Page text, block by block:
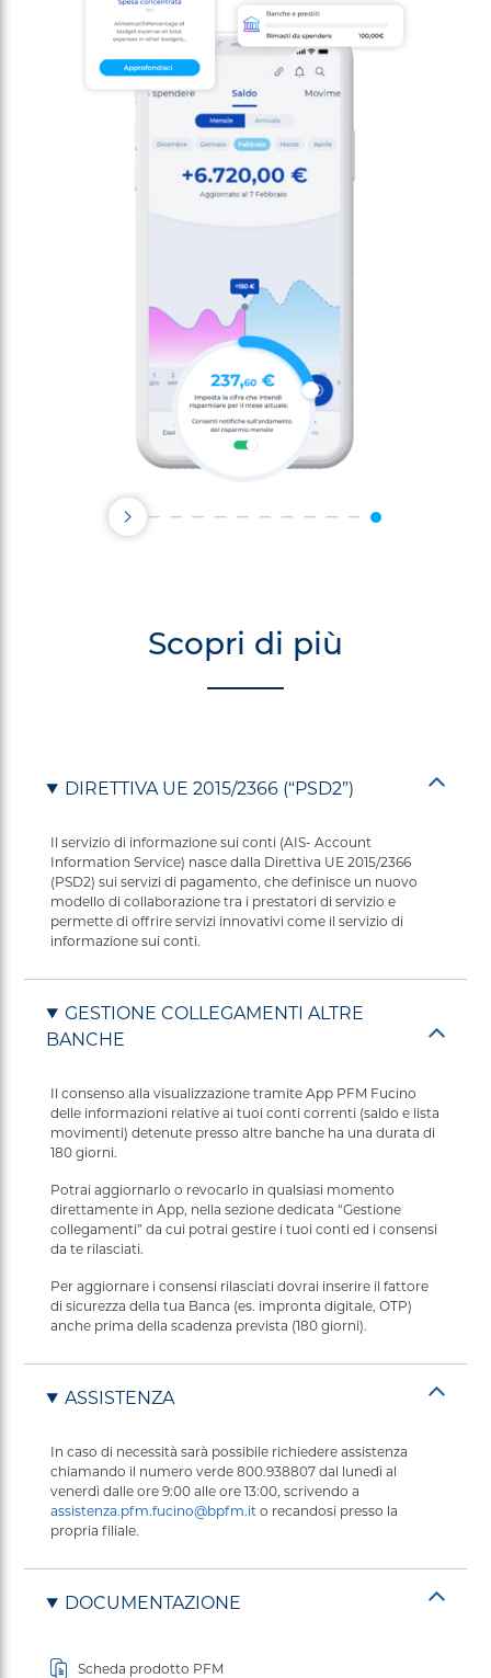
Scopri di più
DIRETTIVA UE 2015/2366 (“PSD2”)
Il servizio di informazione sui conti (AIS- Account
Information Service) nasce dalla Direttiva UE 2015/2366
(PSD2) sui servizi di pagamento, che definisce un nuovo
modello di collaborazione tra i prestatori di servizio e
permette di offrire servizi innovativi come il servizio di
informazione sui conti.
GESTIONE COLLEGAMENTI ALTRE
BANCHE
Il consenso alla visualizzazione tramite App PFM Fucino
delle informazioni relative ai tuoi conti correnti (saldo e lista
movimenti) detenute presso altre banche ha una durata di
180 giorni.
Potrai aggiornarlo o revocarlo in qualsiasi momento
direttamente in App, nella sezione dedicata “Gestione
collegamenti” da cui potrai gestire i tuoi conti ed i consensi
da te rilasciati.
Per aggiornare i consensi rilasciati dovrai inserire il fattore
di sicurezza della tua Banca (es. impronta digitale, OTP)
anche prima della scadenza prevista (180 giorni).
ASSISTENZA
In caso di necessità sarà possibile richiedere assistenza
chiamando il numero verde 800.938807 dal lunedì al
venerdì dalle ore 9:00 alle ore 13:00, scrivendo a
assistenza.pfm.fucino@bpfm.it o recandosi presso la
propria filiale.
DOCUMENTAZIONE
Scheda prodotto PFM